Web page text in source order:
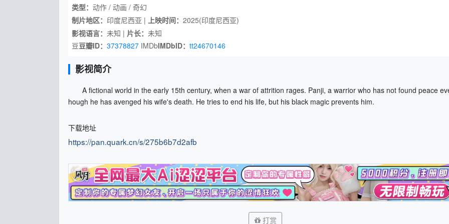
类型： 动作 / 动画 / 奇幻
制片地区： 印度尼西亚 | 上映时间： 2025(印度尼西亚)
影视语言： 未知 | 片长： 未知
豆豆瓣ID： 37378827 IMDbIMDbID： tt24670146
影视简介
A fictional world in the early 15th century, when a war of attrition rages. Panji, a warrior who has not found peace
hough he has avenged his wife's death. He tries to end his life, but his black magic prevents him.
下载地址
https://pan.quark.cn/s/275b6b7d2afb
打赏